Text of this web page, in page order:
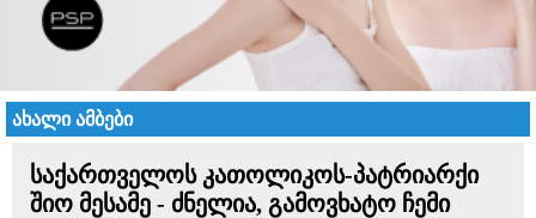
ახალი ამბები
საქართველოს კათოლიკოს-პატრიარქი
შიო მესამე - ძნელია, გამოვხატო ჩემი